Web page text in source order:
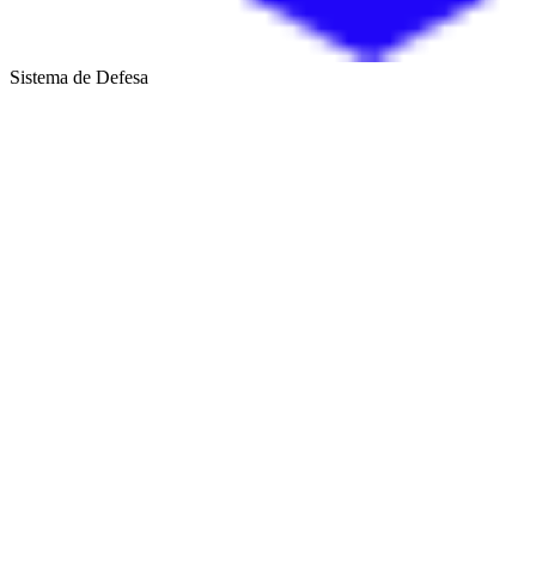
Sistema de Defesa